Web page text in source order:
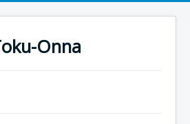
Onna